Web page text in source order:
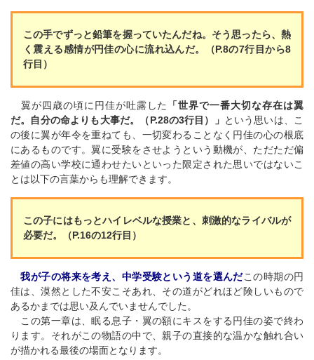
この手でずっと鉛筆を握っていたんだね。そう思ったら、熱
く震える感情が円佳の心に流れ込んだ。（P.8の7行目から8
行目）
翼が四歳の頃に円佳が吐露した
「世界で一番大切な存在は翼
だ。自分の命よりも大事だ。（P.28の3行目）」 という思いは、こ
の後に翼が年令を重ねても、一切変わることなく円佳の心の根底
にあるものです。翼に受験をさせようという動機が、ただただ偏
差値の高い学校に通わせたいといった限定された思いではないこ
とは以下の言葉からも理解できます。
この子にはもっとハイレベルな授業と、刺激的なライバルが
必要だ。（P.16の12行目）
我が子の将来を考え、中学受験という道を選んだこの時期の円
佳は、漠然とした不安こそあれ、その道がどれほど険しいもので
あるかまでは思い及んでいませんでした。
この第一章は、眠る息子・翼の額にキスをする円佳の姿で終わ
ります。それがこの物語の中で、親子の直接的な温かな触れ合い
が描かれる最後の場面となります。